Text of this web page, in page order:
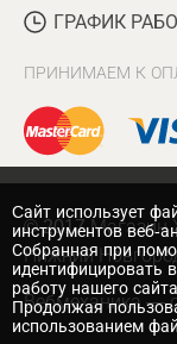
ГРАФИК
ПРИНИМАЕМ К
© 2017 Магазин
Нижний
Вебмеханика —
Cайт использует
инструментов веб-
Собранная при
идентифицировать
работу нашего сайта.
Продолжая
использованием